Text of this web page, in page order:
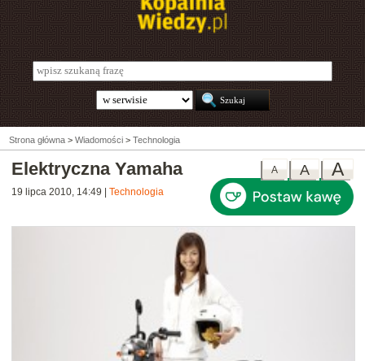
Strona główna > Wiadomości > Technologia
A
A
A
Elektryczna Yamaha
19 lipca 2010, 14:49 Technologia